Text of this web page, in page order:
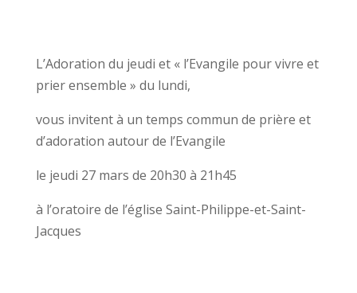
L’Adoration du jeudi et « l’Evangile pour vivre et
prier ensemble » du lundi,
vous invitent à un temps commun de prière et
d’adoration autour de l’Evangile
le jeudi 27 mars de 20h30 à 21h45
à l’oratoire de l’église Saint-Philippe-et-Saint-
Jacques